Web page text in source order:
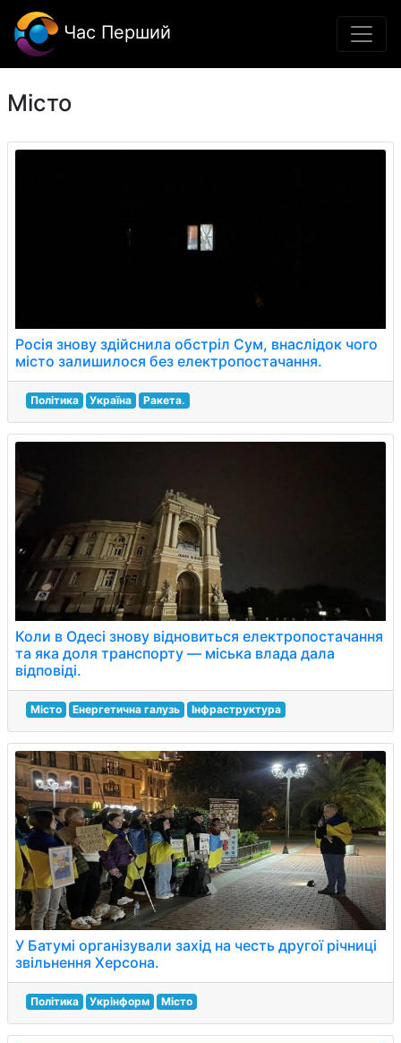
Час Перший
Місто
Росія знову здійснила обстріл Сум, внаслідок чого
місто залишилося без електропостачання.
Політика Україна Ракета.
Коли в Одесі знову відновиться електропостачання
та яка доля транспорту — міська влада дала
відповіді.
Місто Енергетична галузь Інфраструктура
У Батумі організували захід на честь другої річниці
звільнення Херсона.
Політика Укрінформ Місто